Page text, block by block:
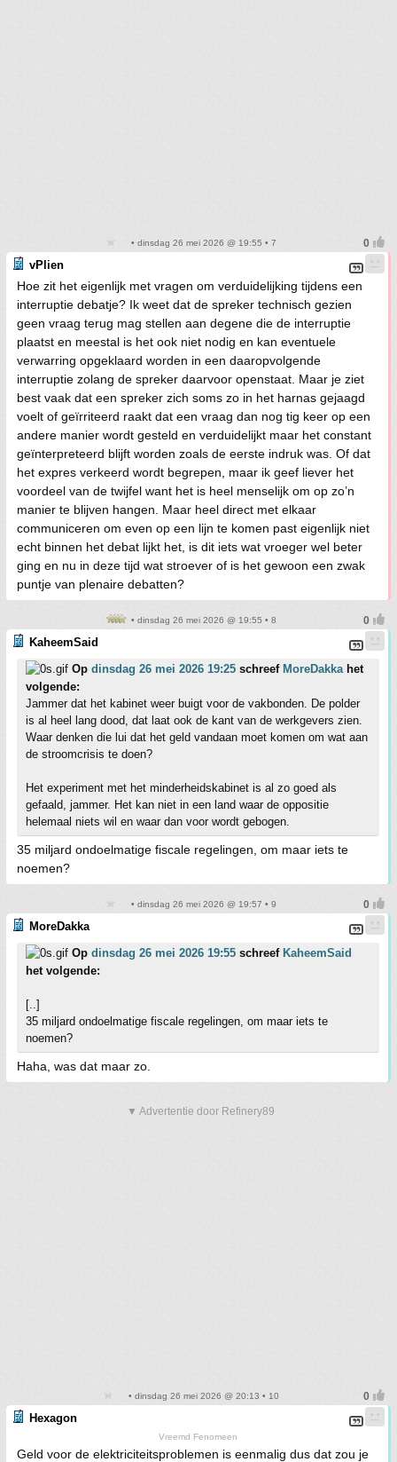
• dinsdag 26 mei 2026 @ 19:55 • 7
vPlien
Hoe zit het eigenlijk met vragen om verduidelijking tijdens een
interruptie debatje? Ik weet dat de spreker technisch gezien
geen vraag terug mag stellen aan degene die de interruptie
plaatst en meestal is het ook niet nodig en kan eventuele
verwarring opgeklaard worden in een daaropvolgende
interruptie zolang de spreker daarvoor openstaat. Maar je ziet
best vaak dat een spreker zich soms zo in het harnas gejaagd
voelt of geïrriteerd raakt dat een vraag dan nog tig keer op een
andere manier wordt gesteld en verduidelijkt maar het constant
geïnterpreteerd blijft worden zoals de eerste indruk was. Of dat
het expres verkeerd wordt begrepen, maar ik geef liever het
voordeel van de twijfel want het is heel menselijk om op zo’n
manier te blijven hangen. Maar heel direct met elkaar
communiceren om even op een lijn te komen past eigenlijk niet
echt binnen het debat lijkt het, is dit iets wat vroeger wel beter
ging en nu in deze tijd wat stroever of is het gewoon een zwak
puntje van plenaire debatten?
• dinsdag 26 mei 2026 @ 19:55 • 8
KaheemSaid
Op dinsdag 26 mei 2026 19:25 schreef MoreDakkahet
volgende:
Jammer dat het kabinet weer buigt voor de vakbonden. De polder
is al heel lang dood, dat laat ook de kant van de werkgevers zien.
Waar denken die lui dat het geld vandaan moet komen om wat aan
de stroomcrisis te doen?
Het experiment met het minderheidskabinet is al zo goed als
gefaald, jammer. Het kan niet in een land waar de oppositie
helemaal niets wil en waar dan voor wordt gebogen.
35 miljard ondoelmatige fiscale regelingen, om maar iets te
noemen?
• dinsdag 26 mei 2026 @ 19:57 • 9
MoreDakka
Op dinsdag 26 mei 2026 19:55 schreef KaheemSaid
het volgende:
[..]
35 miljard ondoelmatige fiscale regelingen, om maar iets te
noemen?
Haha, was dat maar zo.
▼ Advertentie door Refinery89
• dinsdag 26 mei 2026 @ 20:13 • 10
Hexagon
Vreemd Fenomeen
Geld voor de elektriciteitsproblemen is eenmalig dus dat zou je